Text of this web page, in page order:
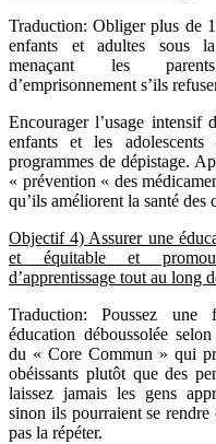
Traduction: Obliger plus de
enfants et adultes sous
menaçant les
d’emprisonnement s’ils
Encourager l’usage intensif
enfants et les
programmes de dépistage.
« prévention « des
qu’ils améliorent la santé des
Objectif4) Assurer une
et équitable et
d’apprentissage tout au long
Traduction: Poussez une
éducation déboussolée
du « Core Commun » qui
obéissants plutôt que des
laissez jamais les gens
sinon ils pourraient se
pas la répéter.